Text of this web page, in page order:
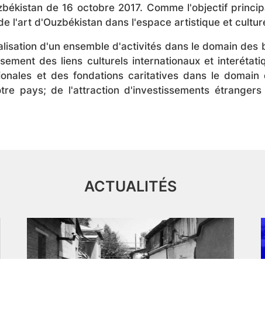
de 16 octobre 2017. Comme l'objectif
l'art d'Ouzbékistan dans l'espace artistique et
d'un ensemble d'activités dans le domain
des liens culturels internationaux et
et des fondations caritatives dans le
pays; de l'attraction d'investissements
ACTUALITÉS